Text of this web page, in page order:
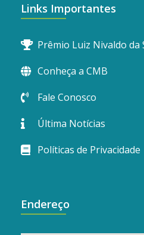
Links Importantes
Prêmio Luiz Nivaldo da
Conheça a CMB
Fale Conosco
Última Notícias
Políticas de Privacidade
Endereço